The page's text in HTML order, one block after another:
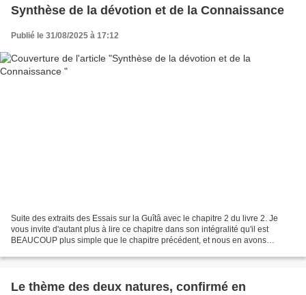
Synthèse de la dévotion et de la Connaissance
Publié le 31/08/2025 à 17:12
Suite des extraits des Essais sur la Guîtâ avec le chapitre 2 du livre 2. Je
vous invite d'autant plus à lire ce chapitre dans son intégralité qu'il est
BEAUCOUP plus simple que le chapitre précédent, et nous en avons
Le thème des deux natures, confirmé en